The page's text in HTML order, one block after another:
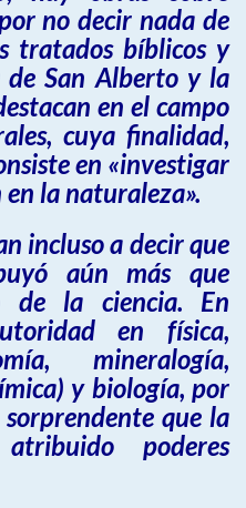
no decir nada de
tratados bíblicos y
San Alberto y la
en el campo
cuya finalidad,
en «investigar
en la naturaleza».
incluso a decir que
aún más que
de la ciencia. En
en física,
mineralogía,
y biología, por
que la
poderes